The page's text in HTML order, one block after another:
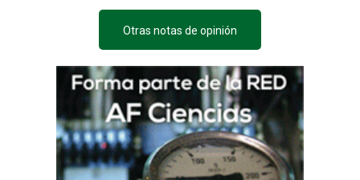
Otras notas de opinión